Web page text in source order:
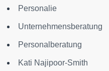
Personalie
Unternehmensberatung
Personalberatung
Kati Najipoor-Smith